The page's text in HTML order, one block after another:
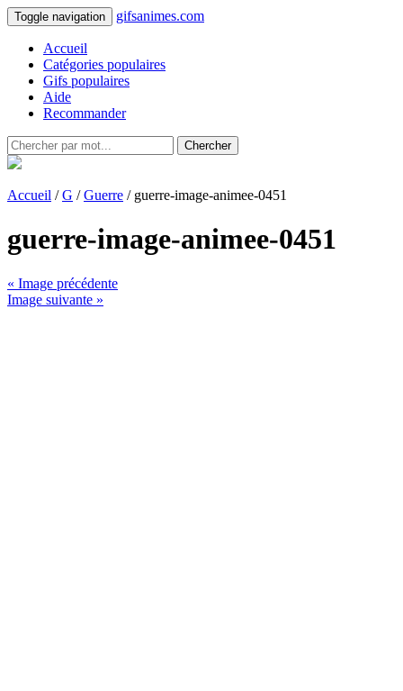
Toggle navigation gifsanimes.com
Accueil
Catégories populaires
Gifs populaires
Aide
Recommander
Chercher
Accueil /G /Guerre / guerre-image-animee-0451
guerre-image-animee-0451
« Image précédente
Image suivante »